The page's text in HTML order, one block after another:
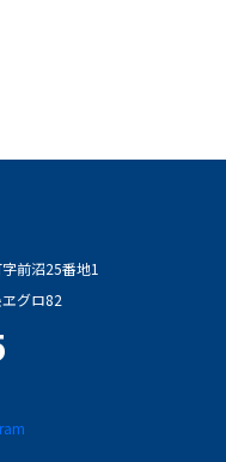
前沼25番地1
グロ82